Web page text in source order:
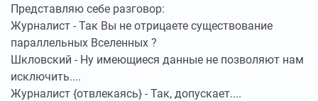
Представляю себе разговор:
Журналист - Так Вы не отрицаете существование
параллельных Вселенных ?
Шкловский - Ну имеющиеся данные не позволяют нам
исключить....
Журналист {отвлекаясь} - Так, допускает....